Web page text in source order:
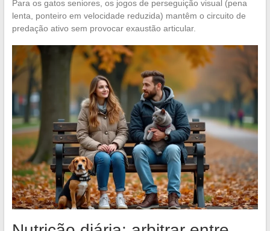
Para os gatos seniores, os jogos de perseguição visual (pena
lenta, ponteiro em velocidade reduzida) mantêm o circuito de
predação ativo sem provocar exaustão articular.